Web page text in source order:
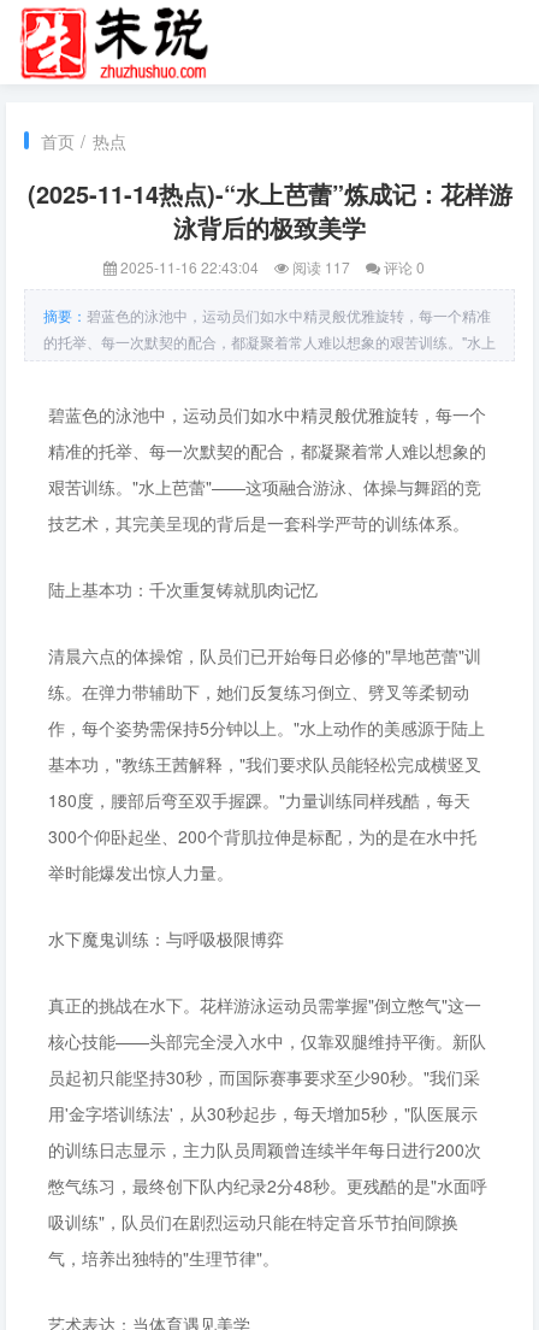
首页 / 热点
(2025-11-14热点)-“水上芭蕾”炼成记：花样游
泳背后的极致美学
2025-11-16 22:43:04 阅读 117 评论 0
摘要： 碧蓝色的泳池中，运动员们如水中精灵般优雅旋转，每一个精准
的托举、每一次默契的配合，都凝聚着常人难以想象的艰苦训练。"水上
芭蕾"——这项融合游泳、体操与舞蹈的竞技艺术，其完美呈现的背后是
碧蓝色的泳池中，运动员们如水中精灵般优雅旋转，每一个
精准的托举、每一次默契的配合，都凝聚着常人难以想象的
艰苦训练。"水上芭蕾"——这项融合游泳、体操与舞蹈的竞
技艺术，其完美呈现的背后是一套科学严苛的训练体系。
陆上基本功：千次重复铸就肌肉记忆
清晨六点的体操馆，队员们已开始每日必修的"旱地芭蕾"训
练。在弹力带辅助下，她们反复练习倒立、劈叉等柔韧动
作，每个姿势需保持5分钟以上。"水上动作的美感源于陆上
基本功，"教练王茜解释，"我们要求队员能轻松完成横竖叉
180度，腰部后弯至双手握踝。"力量训练同样残酷，每天
300个仰卧起坐、200个背肌拉伸是标配，为的是在水中托
举时能爆发出惊人力量。
水下魔鬼训练：与呼吸极限博弈
真正的挑战在水下。花样游泳运动员需掌握"倒立憋气"这一
核心技能——头部完全浸入水中，仅靠双腿维持平衡。新队
员起初只能坚持30秒，而国际赛事要求至少90秒。"我们采
用'金字塔训练法'，从30秒起步，每天增加5秒，"队医展示
的训练日志显示，主力队员周颖曾连续半年每日进行200次
憋气练习，最终创下队内纪录2分48秒。更残酷的是"水面呼
吸训练"，队员们在剧烈运动只能在特定音乐节拍间隙换
气，培养出独特的"生理节律"。
艺术表达：当体育遇见美学